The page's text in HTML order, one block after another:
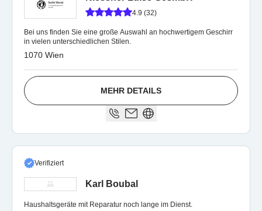
4.9 (32)
Bei uns finden Sie eine große Auswahl an hochwertigem Geschirr
in vielen unterschiedlichen Stilen.
1070 Wien
MEHR DETAILS
Verifiziert
Karl Boubal
Haushaltsgeräte mit Reparatur noch lange im Dienst.